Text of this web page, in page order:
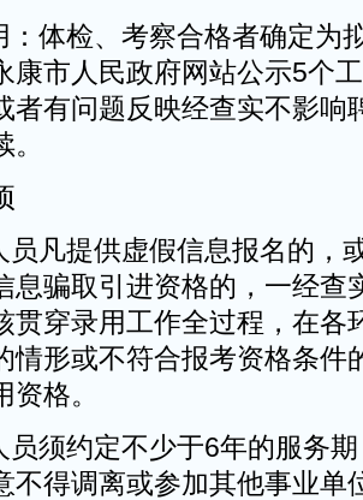
：体检、考察合格者确定为
康市人民政府网站公示5个
者有问题反映经查实不影响
员凡提供虚假信息报名的，
息骗取引进资格的，一经查
贯穿录用工作全过程，在各
情形或不符合报考资格条件
格。
员须约定不少于6年的服务
不得调离或参加其他事业单